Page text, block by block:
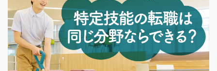
急募
高時給◎未経験の方も大歓迎！地元の方大活躍中！精密
機器の組立てと検査の…
長期（3ヶ月以上）
時給1400円
神奈川県伊勢原市